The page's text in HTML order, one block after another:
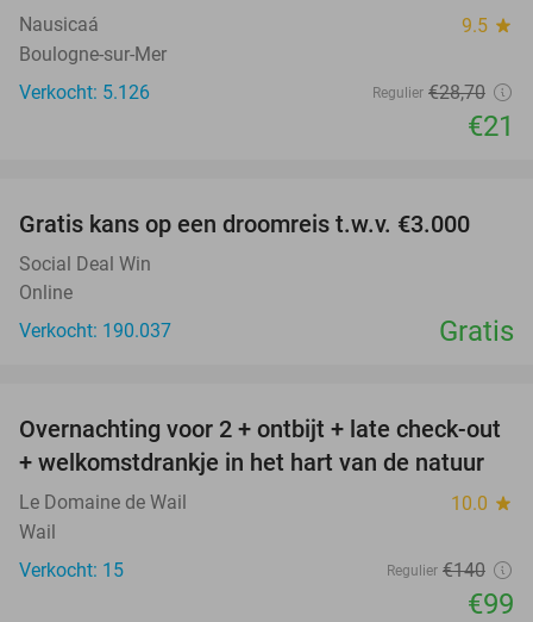
Nausicaá 9.5 star
Boulogne-sur-Mer
Verkocht: 5.126
Regulier €28,70
€21
Gratis kans op een droomreis t.w.v. €3.000
Social Deal Win
Online
Verkocht: 190.037
Gratis
29%
Overnachting voor 2 + ontbijt + late check-out
+ welkomstdrankje in het hart van de natuur
Le Domaine de Wail 10.0 star
Wail
Verkocht: 15
Regulier €140
€99